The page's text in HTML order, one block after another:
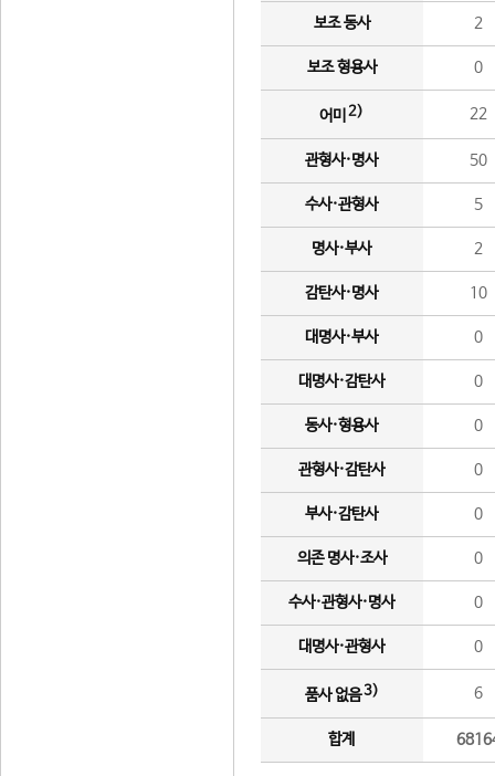
보조 동사 2
보조 형용사 0
어미 2) 22
관형사·명사 50
수사·관형사 5
명사·부사 2
감탄사·명사 10
대명사·부사 0
대명사·감탄사 0
동사·형용사 0
관형사·감탄사 0
부사·감탄사 0
의존 명사·조사 0
수사·관형사·명사 0
대명사·관형사 0
품사 없음3) 6
합계